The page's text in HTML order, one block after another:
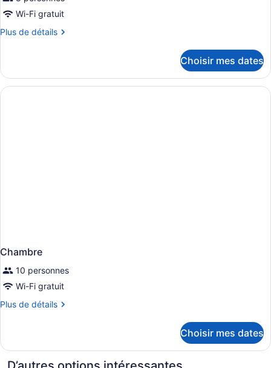
Wi-Fi gratuit
Plus de détails
Plus
Chambre
Choisir mes dates
Chambre
10 personnes
Wi-Fi gratuit
Plus de détails
Plus
Chambre
Choisir mes dates